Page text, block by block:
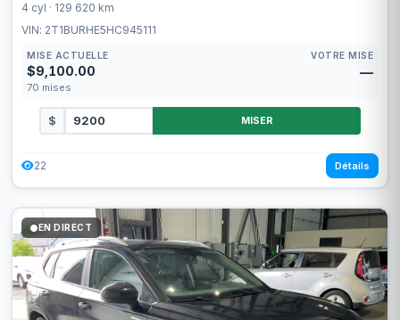
4 cyl · 129 620 km
VIN: 2T1BURHE5HC945111
MISE ACTUELLE
$9,100.00
70 mises
VOTRE MISE
—
$ MISER
22 Détails
EN DIRECT